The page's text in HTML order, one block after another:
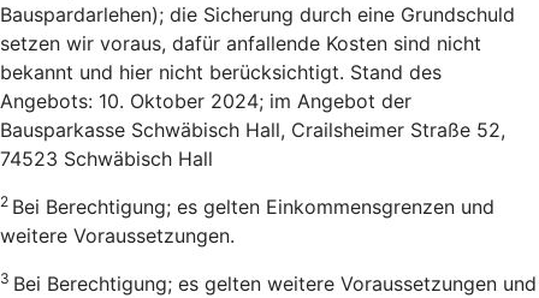
Bauspardarlehen); die Sicherung durch eine Grundschuld
setzen wir voraus, dafür anfallende Kosten sind nicht
bekannt und hier nicht berücksichtigt. Stand des
Angebots: 10. Oktober 2024; im Angebot der
Bausparkasse Schwäbisch Hall, Crailsheimer Straße 52,
74523 Schwäbisch Hall
2 Bei Berechtigung; es gelten Einkommensgrenzen und
weitere Voraussetzungen.
3 Bei Berechtigung; es gelten weitere Voraussetzungen und